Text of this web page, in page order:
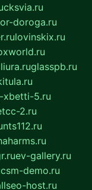
doroga.ru
lovinskix.ru
liura.ruglasspb.ru
xbetti-5.ru
2.ru
ev-gallery.ru
csm-demo.ru
host.ru